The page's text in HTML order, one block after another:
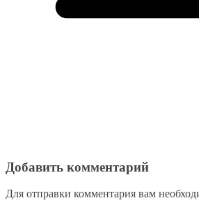
Добавить комментарий
Для отправки комментария вам